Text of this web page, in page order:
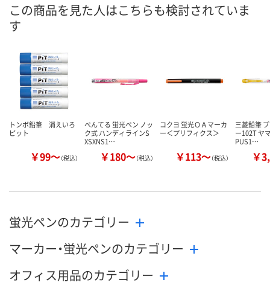
お申込番
号
U623106 U623104 U623105
お届け日
在庫切れです
（次回入荷日未定）
在庫切れです
在庫切れです
この商品を見た人はこちらも検討されていま
す
トンボ鉛筆 消えいろ
ピット
￥99～（税込）
ぺんてる 蛍光ペン ノッ
ク式 ハンディラインS
XSXNS1…
￥180～（税込）
コクヨ 蛍光ＯＡマーカ
ー＜プリフィクス＞
￥113～（税込）
三菱鉛筆
ー102T ヤ
PUS1…
￥
蛍光ペンのカテゴリー
マーカー・蛍光ペンのカテゴリー
オフィス用品のカテゴリー